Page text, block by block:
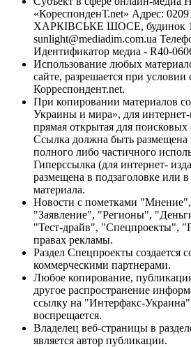
«КореспонденТ.net» Адрес:
ХАРКІВСЬКЕ ШОСЕ, будинок
sunlight@mediadim.com.ua
Идентификатор медиа - R40-
Использование любых
сайте, разрешается при условии
Корреспондент.net.
При копировании материалов
Украины и мира», для интернет-
прямая открытая для поисковых
Ссылка должна быть размещена
полного либо частичного
Гиперссылка (для интернет-
размещена в подзаголовке или
материала.
Новости с пометками
"Заявление", "Регионы",
"Тест-драйв", "Спецпроекты",
правах рекламы.
Раздел Спецпроекты создается
коммерческими партнерами.
Любое копирование,
другое распространение
ссылку на "Интерфакс-
воспрещается.
Владелец веб-страницы в
является автор публикации.